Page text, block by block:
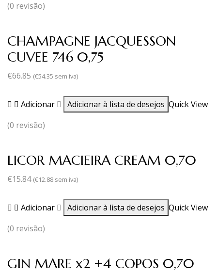
(0 revisão)
CHAMPAGNE JACQUESSON
CUVEE 746 0,75
€66.85 (€54.35 sem iva)
Adicionar Adicionar à lista de desejos Quick View
(0 revisão)
LICOR MACIEIRA CREAM 0,70
€15.84 (€12.88 sem iva)
Adicionar Adicionar à lista de desejos Quick View
(0 revisão)
GIN MARE x2 +4 COPOS 0,70